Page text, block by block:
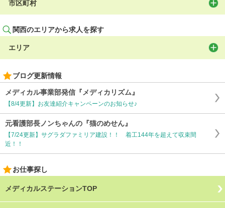
市区町村
関西のエリアから求人を探す
エリア
ブログ更新情報
メディカル事業部発信『メディカリズム』
【8/4更新】お友達紹介キャンペーンのお知らせ♪
元看護部長ノンちゃんの『猫のめせん』
【7/24更新】サグラダファミリア建設！！ 着工144年を超えて収束間
近！！
お仕事探し
メディカルステーションTOP